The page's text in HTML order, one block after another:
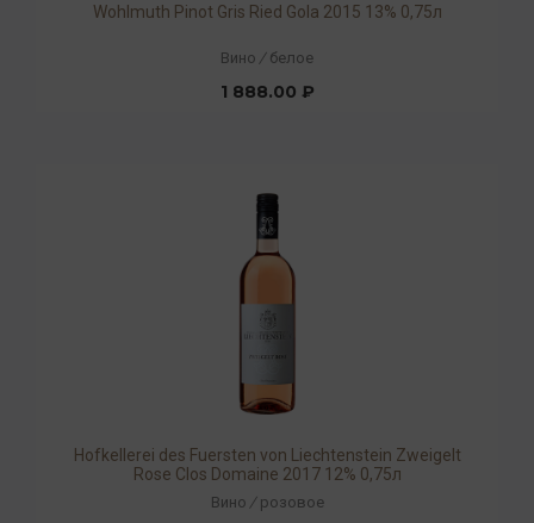
Wohlmuth Pinot Gris Ried Gola 2015 13% 0,75л
Вино / белое
1 888.00 ₽
Hofkellerei des Fuersten von Liechtenstein Zweigelt
Rose Clos Domaine 2017 12% 0,75л
Вино / розовое